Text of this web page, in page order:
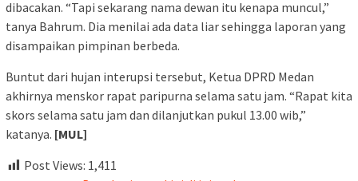
dibacakan. “Tapi sekarang nama dewan itu kenapa muncul,”
tanya Bahrum. Dia menilai ada data liar sehingga laporan yang
disampaikan pimpinan berbeda.
Buntut dari hujan interupsi tersebut, Ketua DPRD Medan
akhirnya menskor rapat paripurna selama satu jam. “Rapat kita
skors selama satu jam dan dilanjutkan pukul 13.00 wib,”
katanya. [MUL]
Post Views: 1,411